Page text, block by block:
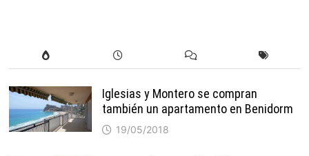
Iglesias y Montero se compran
también un apartamento en Benidorm
19/05/2018